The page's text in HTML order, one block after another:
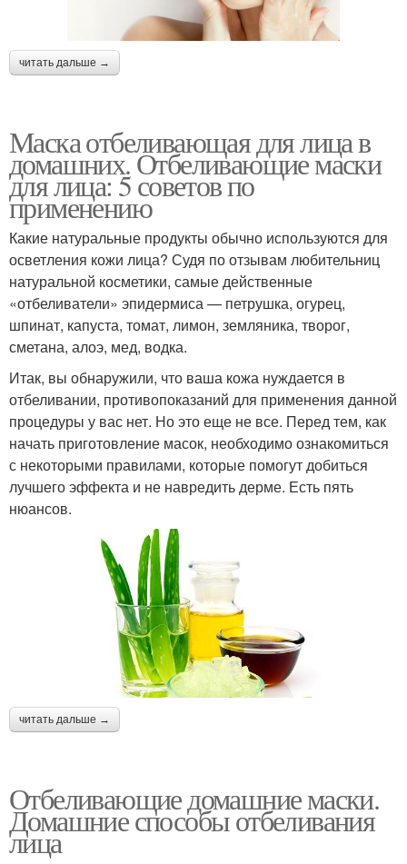
читать дальше →
Маска отбеливающая для лица в
домашних. Отбеливающие маски
для лица: 5 советов по
применению
Какие натуральные продукты обычно используются для
осветления кожи лица? Судя по отзывам любительниц
натуральной косметики, самые действенные
«отбеливатели» эпидермиса — петрушка, огурец,
шпинат, капуста, томат, лимон, земляника, творог,
сметана, алоэ, мед, водка.
Итак, вы обнаружили, что ваша кожа нуждается в
отбеливании, противопоказаний для применения данной
процедуры у вас нет. Но это еще не все. Перед тем, как
начать приготовление масок, необходимо ознакомиться
с некоторыми правилами, которые помогут добиться
лучшего эффекта и не навредить дерме. Есть пять
нюансов.
читать дальше →
Отбеливающие домашние маски.
Домашние способы отбеливания
лица